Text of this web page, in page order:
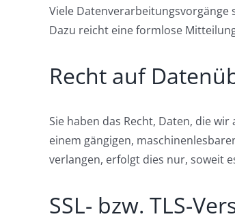
Viele
Dazu reicht eine formlose
Recht auf
Sie haben das Recht, Daten, die
einem gängigen,
verlangen, erfolgt dies nur, soweit
SSL- bzw. TLS-